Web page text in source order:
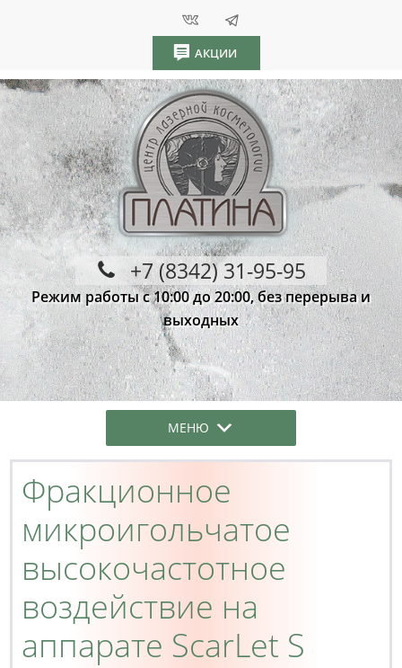
АКЦИИ
+7 (8342) 31-95-95
Режим работы с 10:00 до 20:00, без перерыва и
выходных
МЕНЮ
Фракционное
микроигольчатое
высокочастотное
воздействие на
аппарате ScarLet S